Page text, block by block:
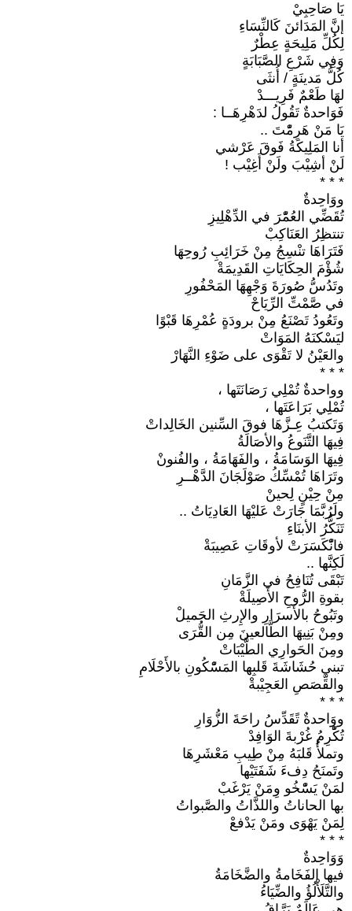
يَا صَاحِبِيْ
إنَّ المَدَائنَ كَالنِّسَاءِ
لِكُلِّ مَلِيحَةٍ عِطْرٌ
وَفِي شَرْعِ الصَّبَابَةٍ
كُلُّ مَدينَةٍ / أُنثَى
لهَا طَعْمٌ فَرِيـــدْ
فَوَاحدةٌ تَقُولُ لدَهْرِهَــا :
يَا مَنْ هَرِمّْتَ ..
أنا المَلِيكَةُ فَوقَ عَرْشي
لَنْ أشِيْبَ ولَنْ أَغِيْب !
* * *
ووَاحِدةٌ
تُقَضِّي العُمّْرَ في الدِّهْلِيزِ
تنتظِرُ العَنَاكِبْ
فَتَرَاهَا تنْسِجُ مِنْ خَرَائِبِ رُوحِهَا
شُؤْمَ الحِكَايَاتِ القَدِيمَةْ
وتَدُسُّ صُورَةَ وَجْهِهَا المَحْفُورِ
في صَّمْتِّ الرِّيَاحْ
وتَعُودُ تَصْنَعُ مِنْ برودَةٍ عُمْرِهَا قَبْوًا
ليَسْكنَهُ المَوَاتْ
والعَيْنُ لا تَقْوَى على ضَوْءِ النَّهَارْ
* * *
وواحدةٌ تُمْلِي رَصَانَتَها ،
تُمْلِي بَرَاعَتَها ،
وَتَكتبُ عِـزَّهَا فوقَ السِّنين الخَالِداتْ
فِيهَا التَّنَوعُ والأصَالَةُ
فِيهَا الوَسَامَةُ ، والفَهَامَةُ ، والفُنونْ
وتَرَاهَا تُمْسِّكُ صَوْلَجَانَ الدَّهْــرِ
مِنْ حِيْنٍ لِحينْ
ولَرُبَّمَا جَارَتْ عَليْهَا العَادِيَاتُ ..
تَنَكُّرُ الأبنَاءِ
فانّْكَسَرَتْ لأوقَاتِ عَصِيبَةْ
لَكِنَّها ..
تَبْقَى تُنَافِحُ في الزَّمَانِ
بقوةِ الرُّوحِ الأَصِيلَةْ
وتَبُوحُ بالأَسرَارِ والإِرثِ الجَميلْ
ومِنْ بَنِيهَا الطَّالعينَ مِن القُّرَى
ومِنَ الحَوارِي الطَّيْبَاتْ
تبني حُشَاشَةَ قَلبِها المَسّْكُونِ بالأَحْلَامِ
والقِّصَصِ العَجِيْبةْ
* * *
ووَاحدةٌ تًقَدِّسُ راحَةَ الزُّوَارِ
تُكّْرِمُ غُرْبةَ الوَافِدْ
وتملأُ قَلبَهُ مِنْ طِيبِ مَعْشَرِهَا
وتَمنَحُ دِفءَ شَفَتَيْها
لمَنْ يَسّْخُو وِمَنْ يَرْغَبْ
بها الحاناتُ واللذَّاتُ والصَّبواتُ
لِمَنْ يَهْوَى ومَنْ يَدْفعْ
* * *
وَوَاحِدةٌ
فيها الفَخَامةُ والضَّخَامَةُ
والتَّلَأْلُؤُ والضِّيَاءُ